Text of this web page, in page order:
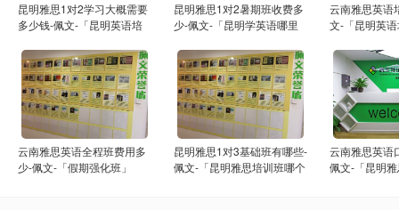
昆明雅思1对2学习大概需要
多少钱-佩文-「昆明英语培
昆明雅思1对2暑期班收费多
少-佩文-「昆明学英语哪里
云南雅思英语
文-「昆明英
云南雅思英语全程班费用多
少-佩文-「假期强化班」
昆明雅思1对3基础班有哪些-
佩文-「昆明雅思培训班哪个
云南雅思英语
佩文-「昆明